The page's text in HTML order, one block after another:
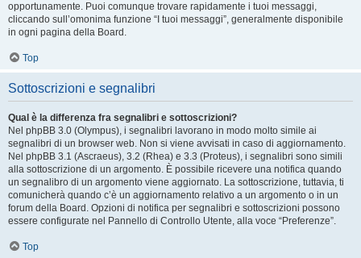
opportunamente. Puoi comunque trovare rapidamente i tuoi messaggi,
cliccando sull’omonima funzione “I tuoi messaggi”, generalmente disponibile
in ogni pagina della Board.
Top
Sottoscrizioni e segnalibri
Qual è la differenza fra segnalibri e sottoscrizioni?
Nel phpBB 3.0 (Olympus), i segnalibri lavorano in modo molto simile ai
segnalibri di un browser web. Non si viene avvisati in caso di aggiornamento.
Nel phpBB 3.1 (Ascraeus), 3.2 (Rhea) e 3.3 (Proteus), i segnalibri sono simili
alla sottoscrizione di un argomento. È possibile ricevere una notifica quando
un segnalibro di un argomento viene aggiornato. La sottoscrizione, tuttavia, ti
comunicherà quando c’è un aggiornamento relativo a un argomento o in un
forum della Board. Opzioni di notifica per segnalibri e sottoscrizioni possono
essere configurate nel Pannello di Controllo Utente, alla voce “Preferenze”.
Top